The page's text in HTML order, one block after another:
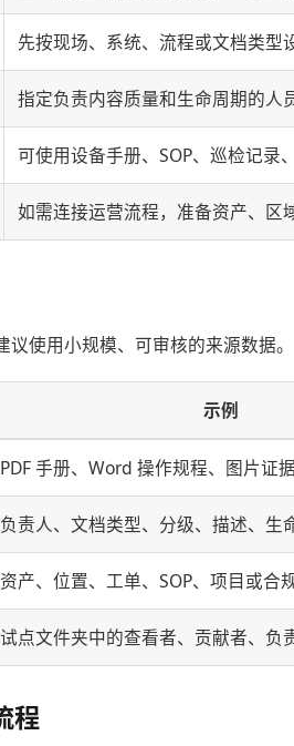
先按现场、系统、流程或文档类型
指定负责内容质量和生命周期的人
可使用设备手册、SOP、巡检记录
如需连接运营流程，准备资产、区
议使用小规模、可审核的来源数据。
示例
PDF 手册、Word 操作规程、图片证
负责人、文档类型、分级、描述、生
资产、位置、工单、SOP、项目或合
试点文件夹中的查看者、贡献者、负
程